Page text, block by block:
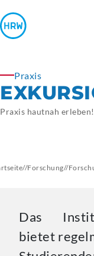
Praxis
Praxis hautnah erleben!
//Forschung//
Das
bietet